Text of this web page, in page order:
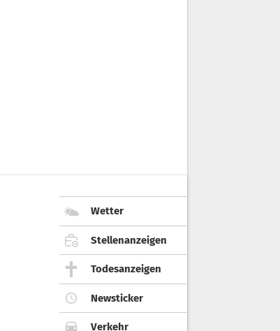
Wetter
Stellenanzeigen
Todesanzeigen
Newsticker
Verkehr